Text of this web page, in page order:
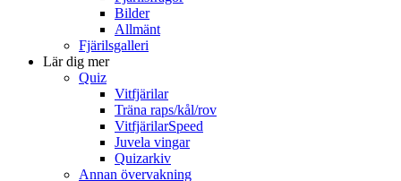
Bilder
Allmänt
Fjärilsgalleri
Lär dig mer
Quiz
Vitfjärilar
Träna raps/kål/rov
VitfjärilarSpeed
Juvela vingar
Quizarkiv
Annan övervakning